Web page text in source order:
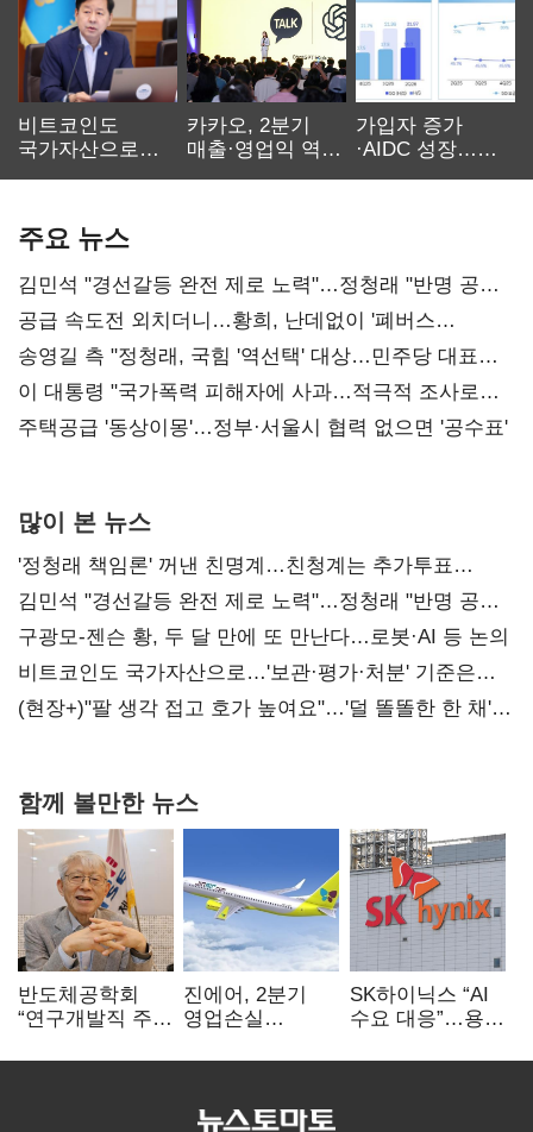
비트코인도
국가자산으로…'
카카오, 2분기
매출·영업익 역대
가입자 증가
·AIDC 성장…
주요 뉴스
김민석 "경선갈등 완전 제로 노력"…정청래 "반명 공세
사과부터"
공급 속도전 외치더니…황희, 난데없이 '폐버스
리모델링' 제안
송영길 측 "정청래, 국힘 '역선택' 대상…민주당 대표로
총선 지휘 못해"
이 대통령 "국가폭력 피해자에 사과…적극적 조사로
진실 밝혀야"
주택공급 '동상이몽'…정부·서울시 협력 없으면 '공수표'
많이 본 뉴스
'정청래 책임론' 꺼낸 친명계…친청계는 추가투표
때리기
김민석 "경선갈등 완전 제로 노력"…정청래 "반명 공세
사과부터"
구광모-젠슨 황, 두 달 만에 또 만난다…로봇·AI 등 논의
비트코인도 국가자산으로…'보관·평가·처분' 기준은
숙제
(현장+)"팔 생각 접고 호가 높여요"…'덜 똘똘한 한 채'
함께 볼만한 뉴스
반도체공학회
“연구개발직 주
개선해야”
진에어, 2분기
영업손실
상승 여파
SK하이닉스 “AI
수요 대응”…용인
투자